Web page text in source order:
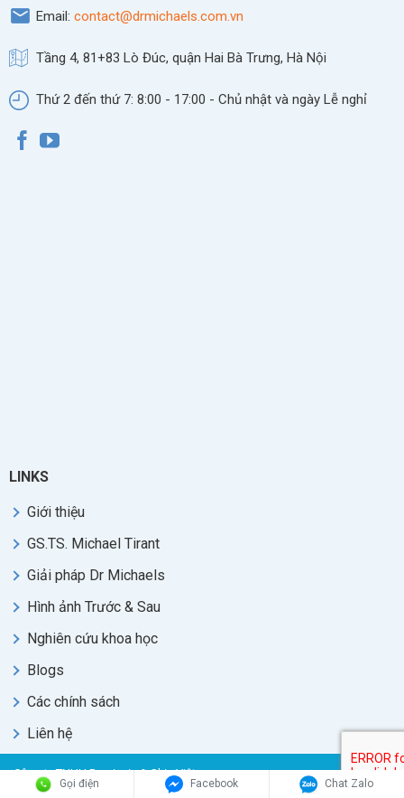
Email: contact@drmichaels.com.vn
Tầng 4, 81+83 Lò Đúc, quận Hai Bà Trưng, Hà Nội
Thứ 2 đến thứ 7: 8:00 - 17:00 - Chủ nhật và ngày Lễ nghỉ
LINKS
Giới thiệu
GS.TS. Michael Tirant
Giải pháp Dr Michaels
Hình ảnh Trước & Sau
Nghiên cứu khoa học
Blogs
Các chính sách
Liên hệ
Công ty TNHH Psoriasis & Skin Việt nam.
Gọi điện Facebook Chat Zalo